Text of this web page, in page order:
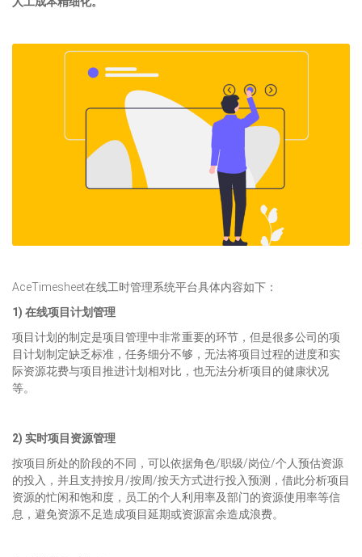
AceTimesheet在线工时管理系统平台具体内容如下：
1) 在线项目计划管理
项目计划的制定是项目管理中非常重要的环节，但是很多公司的项
目计划制定缺乏标准，任务细分不够，无法将项目过程的进度和实
际资源花费与项目推进计划相对比，也无法分析项目的健康状况
等。
2) 实时项目资源管理
按项目所处的阶段的不同，可以依据角色/职级/岗位/个人预估资源
的投入，并且支持按月/按周/按天方式进行投入预测，借此分析项目
资源的忙闲和饱和度，员工的个人利用率及部门的资源使用率等信
息，避免资源不足造成项目延期或资源富余造成浪费。